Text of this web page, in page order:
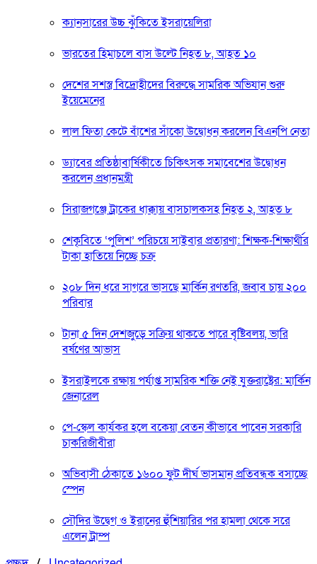
ক্যানসারের উচ্চ ঝুঁকিতে ইসরায়েলিরা
ভারতের হিমাচলে বাস উল্টে নিহত ৮, আহত ১০
দেশের সশস্ত্র বিদ্রোহীদের বিরুদ্ধে সামরিক অভিযান শুরু
ইয়েমেনের
লাল ফিতা কেটে বাঁশের সাঁকো উদ্বোধন করলেন বিএনপি নেতা
ড্যাবের প্রতিষ্ঠাবার্ষিকীতে চিকিৎসক সমাবেশের উদ্বোধন
করলেন প্রধানমন্ত্রী
সিরাজগঞ্জে ট্রাকের ধাক্কায় বাসচালকসহ নিহত ২, আহত ৮
শেকৃবিতে ‘পুলিশ’ পরিচয়ে সাইবার প্রতারণা: শিক্ষক-শিক্ষার্থীর
টাকা হাতিয়ে নিচ্ছে চক্র
২০৮ দিন ধরে সাগরে ভাসছে মার্কিন রণতরি, জবাব চায় ২০০
পরিবার
টানা ৫ দিন দেশজুড়ে সক্রিয় থাকতে পারে বৃষ্টিবলয়, ভারি
বর্ষণের আভাস
ইসরাইলকে রক্ষায় পর্যাপ্ত সামরিক শক্তি নেই যুক্তরাষ্ট্রের: মার্কিন
জেনারেল
পে-স্কেল কার্যকর হলে বকেয়া বেতন কীভাবে পাবেন সরকারি
চাকরিজীবীরা
অভিবাসী ঠেকাতে ১৬০০ ফুট দীর্ঘ ভাসমান প্রতিবন্ধক বসাচ্ছে
স্পেন
সৌদির উদ্বেগ ও ইরানের হুঁশিয়ারির পর হামলা থেকে সরে
এলেন ট্রাম্প